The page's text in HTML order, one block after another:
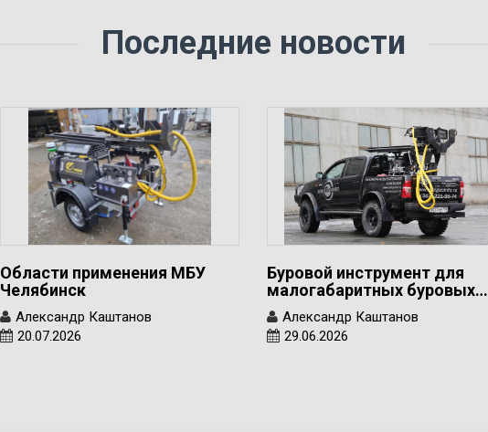
Последние новости
Области применения МБУ
Челябинск
Александр Каштанов
20.07.2026
Буровой инструмент для
малогабаритных буровых…
Александр Каштанов
29.06.2026